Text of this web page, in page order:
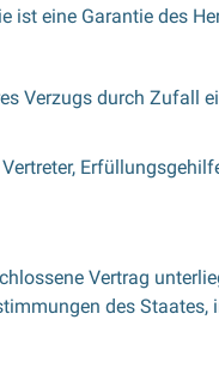
ist eine Garantie des
Verzugs durch Zufall
Vertrag
des